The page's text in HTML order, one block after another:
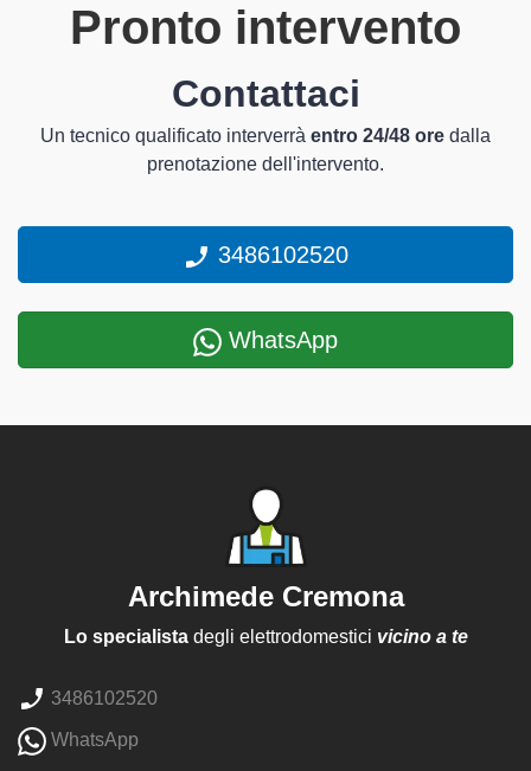
Pronto intervento
Contattaci
Un tecnico qualificato interverrà entro 24/48 ore dalla
prenotazione dell'intervento.
3486102520
WhatsApp
Archimede Cremona
Lo specialistadegli elettrodomestici vicino a te
3486102520
WhatsApp